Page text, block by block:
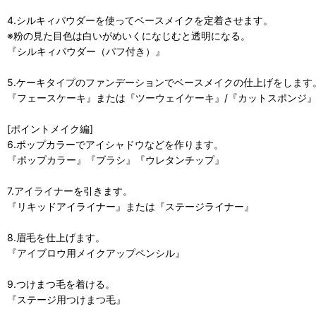
4.シルキィパウダーを使ってベースメイクを定着させます。
※粉の見た目色は白いがめいくになじむと透明になる。
『シルキィパウダー（パフ付き）』
5.ケーキタイプのファンデーションでベースメイクの仕上げをします。
『フェースケーキ』または『ツーウェイケーキ』/『カットスポンジ
[ポイントメイク編]
6.ポップカラーでアイシャドウなどを作ります。
『ポップカラー』『ブラシ』『ウレタンチップ』
7.アイライナーを引きます。
『リキッドアイライナー』または『ステージライナー』
8.眉毛を仕上げます。
『アイブロウ用メイクアップペンシル』
9.つけまつ毛を着ける。
『ステージ用つけまつ毛』